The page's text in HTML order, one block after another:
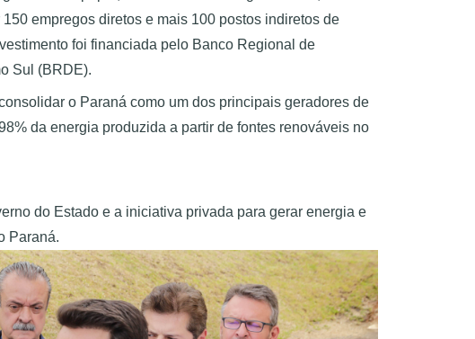
empregos diretos e mais 100 postos indiretos de
foi financiada pelo Banco Regional de
Sul (BRDE).
o Paraná como um dos principais geradores de
da energia produzida a partir de fontes renováveis no
do Estado e a iniciativa privada para gerar energia e
Paraná.